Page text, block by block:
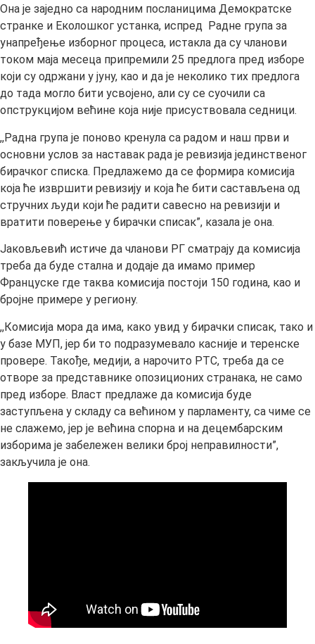
Она је заједно са народним посланицима Демократске
странке и Еколошког устанка, испред Радне група за
унапређење изборног процеса, истакла да су чланови
током маја месеца припремили 25 предлога пред изборе
који су одржани у јуну, као и да је неколико тих предлога
до тада могло бити усвојено, али су се суочили са
опструкцијом већине која није присуствовала седници.
,,Радна група је поново кренула са радом и наш први и
основни услов за наставак рада је ревизија јединственог
бирачког списка. Предлажемо да се формира комисија
која ће извршити ревизију и која ће бити састављена од
стручних људи који ће радити савесно на ревизији и
вратити поверење у бирачки списак”, казала је она.
Јаковљевић истиче да чланови РГ сматрају да комисија
треба да буде стална и додаје да имамо пример
Француске где таква комисија постоји 150 година, као и
бројне примере у региону.
,,Комисија мора да има, како увид у бирачки списак, тако и
у базе МУП, јер би то подразумевало касније и теренске
провере. Такође, медији, а нарочито РТС, треба да се
отворе за представнике опозиционих странака, не само
пред изборе. Власт предлаже да комисија буде
заступљена у складу са већином у парламенту, са чиме се
не слажемо, јер је већина спорна и на децембарским
изборима је забележен велики број неправилности”,
закључила је она.